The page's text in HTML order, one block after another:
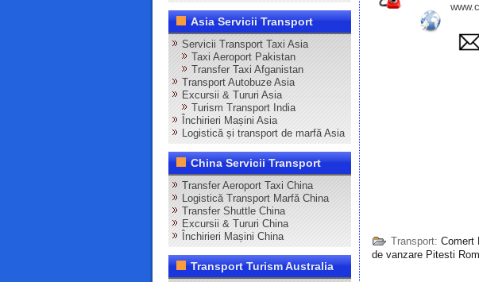
Asia Servicii Transport
Servicii Transport Taxi Asia
Taxi Aeroport Pakistan
Transfer Taxi Afganistan
Transport Autobuze Asia
Excursii & Tururi Asia
Turism Transport India
Închirieri Mașini Asia
Logistică și transport de marfă Asia
China Servicii Transport
Transfer Aeroport Taxi China
Logistică Transport Marfă China
Transfer Shuttle China
Excursii & Tururi China
Închirieri Mașini China
Transport Turism Australia
Transport: Comert
de vanzare Pitesti